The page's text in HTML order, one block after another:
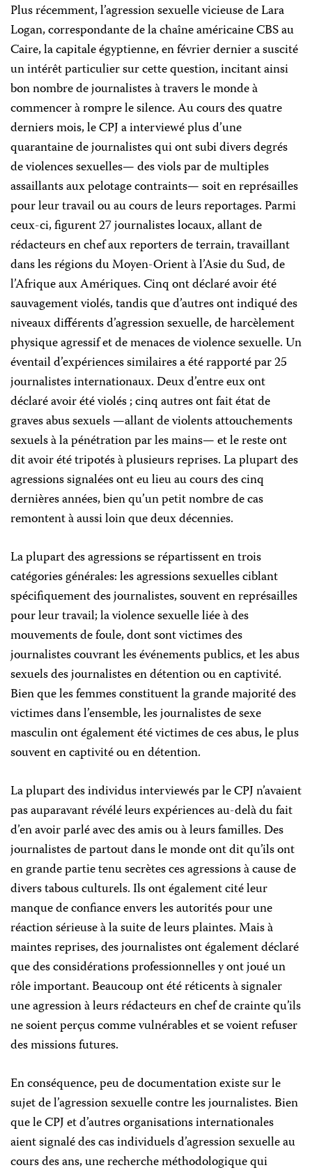
Plus récemment, l’agression sexuelle vicieuse de Lara
Logan, correspondante de la chaîne américaine CBS au
Caire, la capitale égyptienne, en février dernier a suscité
un intérêt particulier sur cette question, incitant ainsi
bon nombre de journalistes à travers le monde à
commencer à rompre le silence. Au cours des quatre
derniers mois, le CPJ a interviewé plus d’une
quarantaine de journalistes qui ont subi divers degrés
de violences sexuelles—des viols par de multiples
assaillants aux pelotage contraints—soit en représailles
pour leur travail ou au cours de leurs reportages. Parmi
ceux-ci, figurent 27 journalistes locaux, allant de
rédacteurs en chef aux reporters de terrain, travaillant
dans les régions du Moyen-Orient à l’Asie du Sud, de
l’Afrique aux Amériques. Cinq ont déclaré avoir été
sauvagement violés, tandis que d’autres ont indiqué des
niveaux différents d’agression sexuelle, de harcèlement
physique agressif et de menaces de violence sexuelle. Un
éventail d’expériences similaires a été rapporté par 25
journalistes internationaux. Deux d’entre eux ont
déclaré avoir été violés ; cinq autres ont fait état de
graves abus sexuels—allant de violents attouchements
sexuels à la pénétration par les mains—et le reste ont
dit avoir été tripotés à plusieurs reprises. La plupart des
agressions signalées ont eu lieu au cours des cinq
dernières années, bien qu’un petit nombre de cas
remontent à aussi loin que deux décennies.
La plupart des agressions se répartissent en trois
catégories générales: les agressions sexuelles ciblant
spécifiquement des journalistes, souvent en représailles
pour leur travail; la violence sexuelle liée à des
mouvements de foule, dont sont victimes des
journalistes couvrant les événements publics, et les abus
sexuels des journalistes en détention ou en captivité.
Bien que les femmes constituent la grande majorité des
victimes dans l’ensemble, les journalistes de sexe
masculin ont également été victimes de ces abus, le plus
souvent en captivité ou en détention.
La plupart des individus interviewés par le CPJ n’avaient
pas auparavant révélé leurs expériences au-delà du fait
d’en avoir parlé avec des amis ou à leurs familles. Des
journalistes de partout dans le monde ont dit qu’ils ont
en grande partie tenu secrètes ces agressions à cause de
divers tabous culturels. Ils ont également cité leur
manque de confiance envers les autorités pour une
réaction sérieuse à la suitede leurs plaintes. Mais à
maintes reprises, des journalistes ont également déclaré
que des considérations professionnelles y ont joué un
rôle important. Beaucoup ont été réticents à signaler
une agression à leurs rédacteurs en chef de crainte qu’ils
ne soient perçus comme vulnérables et se voient refuser
des missions futures.
En conséquence, peu de documentation existe sur le
sujet de l’agression sexuelle contre les journalistes. Bien
que le CPJ et d’autres organisations internationales
aient signalé des cas individuels d’agression sexuelle au
cours des ans, une recherche méthodologique qui